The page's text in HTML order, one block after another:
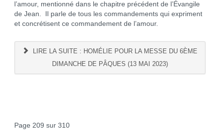
l’amour, mentionné dans le chapitre précédent de l’Évangile
de Jean. Il parle de tous les commandements qui expriment
et concrétisent ce commandement de l’amour.
LIRE LA SUITE : HOMÉLIE POUR LA MESSE DU 6ÈME
DIMANCHE DE PÂQUES (13 MAI 2023)
Page 209 sur 310